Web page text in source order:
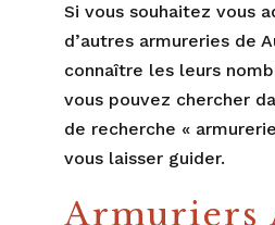
Si vous souhaitez vous
d’autres armureries de
connaître les leurs
vous pouvez chercher
de recherche «
vous laisser guider.
Armuriers